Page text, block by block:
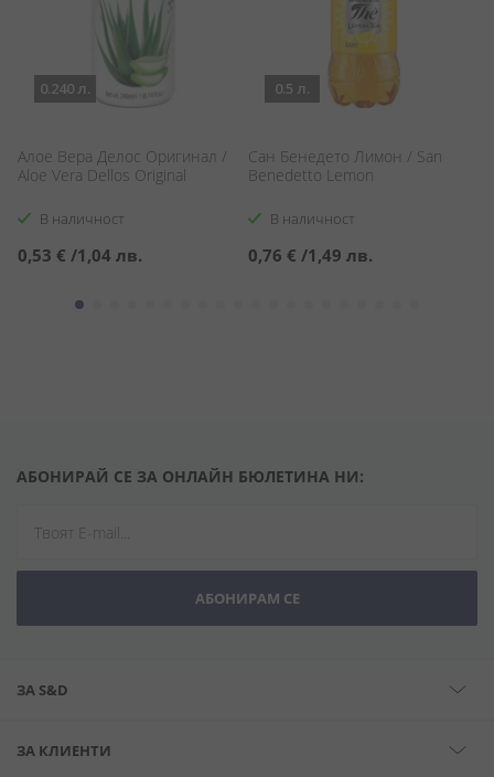
0.240 л.
Алое Вера Делос Оригинал /
Aloe Vera Dellos Original
В наличност
0,53 € /1,04 лв.
0.5 л.
Сан Бенедето Лимон / San
Benedetto Lemon
В наличност
0,76 € /1,49 лв.
АБОНИРАЙ СЕ ЗА ОНЛАЙН БЮЛЕТИНА НИ:
АБОНИРАМ СЕ
ЗА S&D
ЗА КЛИЕНТИ